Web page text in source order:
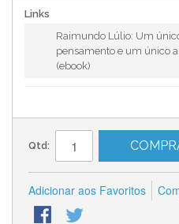
Links
Raimundo Lúlio: Um
pensamento e um único
(ebook)
Qtd:
Adicionar aos Favoritos